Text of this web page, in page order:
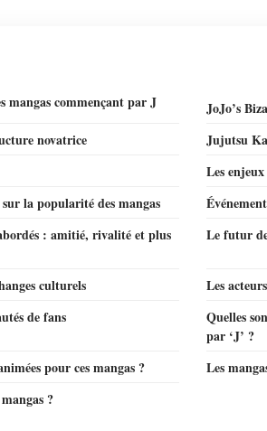
mangas commençant par J
JoJo’s
novatrice
Jujutsu
Les
la popularité des mangas
: amitié, rivalité et plus
Le futur
culturels
Les
de fans
Quelles
par ‘J’ ?
pour ces mangas ?
Les
?